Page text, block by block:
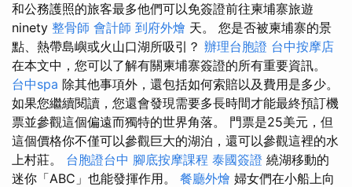
和公務護照的旅客最多他們可以免簽證前往柬埔寨旅遊
ninety 整骨師 會計師 到府外燴 天。 您是否被柬埔寨的景
點、熱帶島嶼或火山口湖所吸引？ 辦理台胞證 台中按摩店
在本文中，您可以了解有關柬埔寨簽證的所有重要資訊。
台中spa 除其他事項外，還包括如何索賠以及費用是多少。
如果您繼續閱讀，您還會發現需要多長時間才能最終預訂機
票並參觀這個偏遠而獨特的世界角落。 門票是25美元，但
這個價格你不僅可以參觀巨大的湖泊，還可以參觀這裡的水
上村莊。 台胞證台中 腳底按摩課程 泰國簽證 繞湖移動的
迷你「ABC」也能發揮作用。 餐廳外燴 婦女們在小船上向